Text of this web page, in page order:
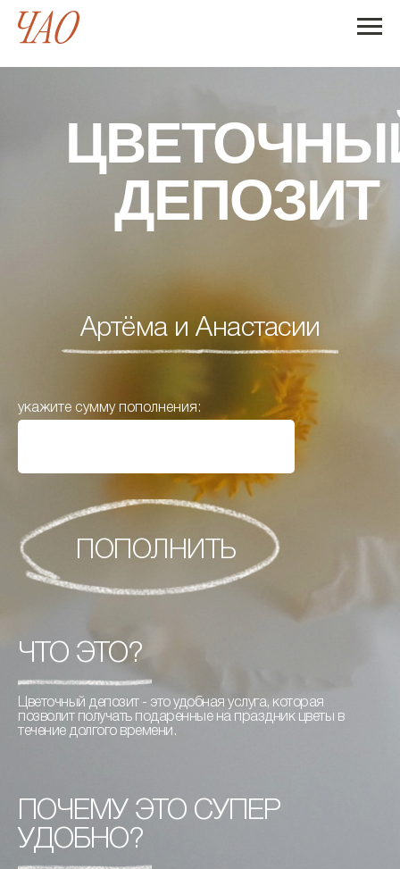
ЧТО ЭТО?
Цветочный депозит - это удобная услуга, которая
позволит получать подаренные на праздник цветы в
течение долгого времени.
укажите сумму пополнения:
ПОЧЕМУ ЭТО СУПЕР
УДОБНО?
ДЕПОЗИТ
ПОПОЛНИТЬ
Артёма и Анастасии